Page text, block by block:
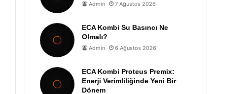
Admin 7 Ağustos 2026
ECA Kombi Su Basıncı Ne
Olmalı?
Admin 6 Ağustos 2026
ECA Kombi Proteus Premix:
Enerji Verimliliğinde Yeni Bir
Dönem